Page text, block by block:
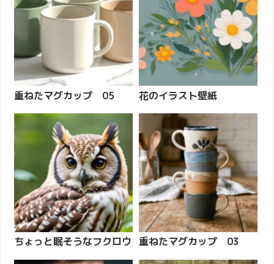
重ねたマグカップ 05 花のイラスト壁紙
ちょっと眠そうなフクロウ 重ねたマグカップ 03